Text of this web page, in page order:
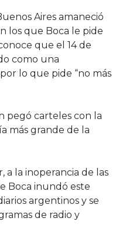
Aires amaneció
los que Boca le pide
que el 14 de
como una
lo que pide “no más
pegó carteles con la
más grande de la
a la inoperancia de las
Boca inundó este
argentinos y se
de radio y